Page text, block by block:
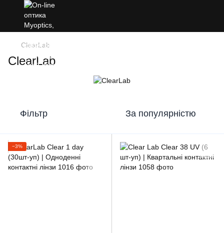
ClearLab
ClearLab
Фільтр За популярністю
−3%